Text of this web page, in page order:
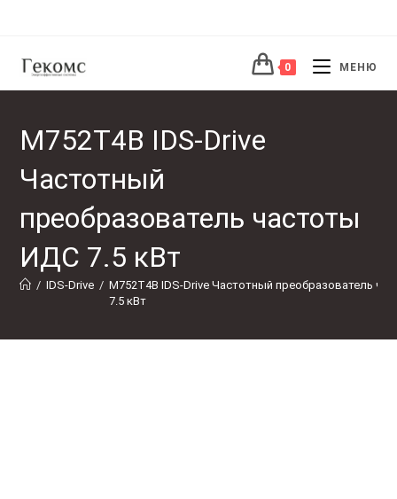
0 МЕНЮ
M752T4B IDS-Drive
Частотный
преобразователь частоты
ИДС 7.5 кВт
/ IDS-Drive / M752T4B IDS-Drive Частотный преобразователь
7.5 кВт